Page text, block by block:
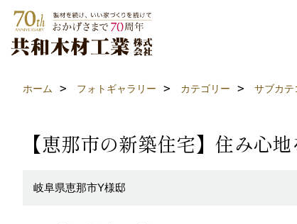
ホーム フォトギャラリー カテゴリー サブカテ
【恵那市の新築住宅】住み心
岐阜県恵那市Y様邸